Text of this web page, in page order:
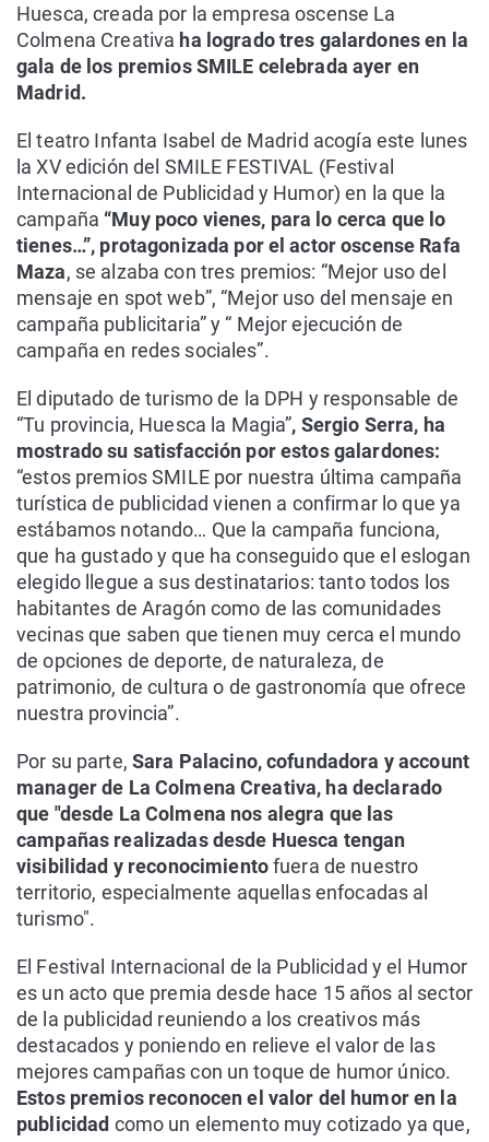
Huesca, creada por la empresa oscense La
Colmena Creativa ha logrado tres galardones en la
gala de los premios SMILE celebrada ayer en
Madrid.
El teatro Infanta Isabel de Madrid acogía este lunes
la XV edición del SMILE FESTIVAL (Festival
Internacional de Publicidad y Humor) en la que la
campaña “Muy poco vienes, para lo cerca que lo
tienes…”, protagonizada por el actor oscense Rafa
Maza, se alzaba con tres premios: “Mejor uso del
mensaje en spot web”, “Mejor uso del mensaje en
campaña publicitaria” y “ Mejor ejecución de
campaña en redes sociales”.
El diputado de turismo de la DPH y responsable de
“Tu provincia, Huesca la Magia”, Sergio Serra, ha
mostrado su satisfacción por estos galardones:
“estos premios SMILE por nuestra última campaña
turística de publicidad vienen a confirmar lo que ya
estábamos notando… Que la campaña funciona,
que ha gustado y que ha conseguido que el eslogan
elegido llegue a sus destinatarios: tanto todos los
habitantes de Aragón como de las comunidades
vecinas que saben que tienen muy cerca el mundo
de opciones de deporte, de naturaleza, de
patrimonio, de cultura o de gastronomía que ofrece
nuestra provincia”.
Por su parte, Sara Palacino, cofundadora y account
manager de La Colmena Creativa, ha declarado
que "desde La Colmena nos alegra que las
campañas realizadas desde Huesca tengan
visibilidad y reconocimientofuera de nuestro
territorio, especialmente aquellas enfocadas al
turismo".
El Festival Internacional de la Publicidad y el Humor
es un acto que premia desde hace 15 años al sector
de la publicidad reuniendo a los creativos más
destacados y poniendo en relieve el valor de las
mejores campañas con un toque de humor único.
Estos premios reconocen el valor del humor en la
publicidad como un elemento muy cotizado ya que,